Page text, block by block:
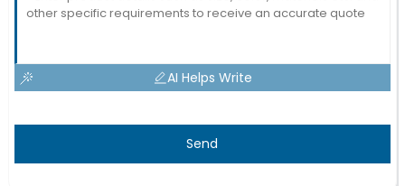
AI Helps Write
Send